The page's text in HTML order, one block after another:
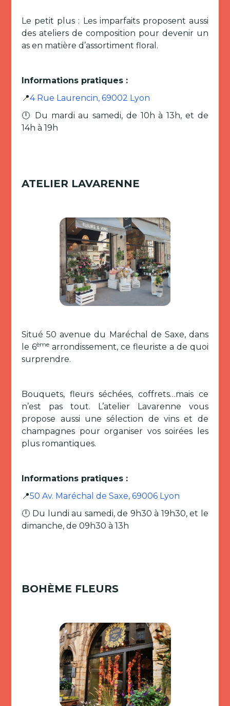
Le petit plus : Les imparfaits proposent aussi
des ateliers de composition pour devenir un
as en matière d’assortiment floral.
Informations pratiques :
📍4 Rue Laurencin, 69002 Lyon
🕛 Du mardi au samedi, de 10h à 13h, et de
14h à 19h
ATELIER LAVARENNE
Situé 50 avenue du Maréchal de Saxe, dans
le 6ème arrondissement, ce fleuriste a de quoi
surprendre.
Bouquets, fleurs séchées, coffrets…mais ce
n’est pas tout. L’atelier Lavarenne vous
propose aussi une sélection de vins et de
champagnes pour organiser vos soirées les
plus romantiques.
Informations pratiques :
📍50 Av. Maréchal de Saxe, 69006 Lyon
🕛 Du lundi au samedi, de 9h30 à 19h30, et le
dimanche, de 09h30 à 13h
BOHÈME FLEURS